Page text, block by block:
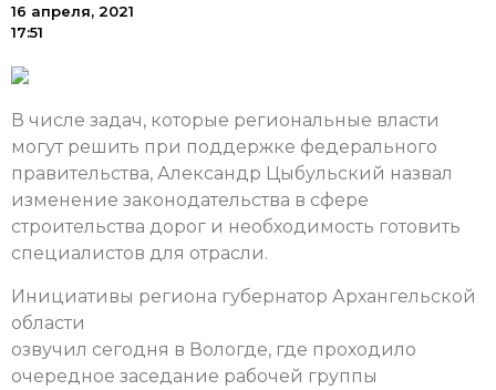
16 апреля, 2021
17:51
В числе задач, которые региональные власти
могут решить при поддержке федерального
правительства, Александр Цыбульский назвал
изменение законодательства в сфере
строительства дорог и необходимость готовить
специалистов для отрасли.
Инициативы региона губернатор Архангельской
области
озвучил сегодня в Вологде, где проходило
очередное заседание рабочей группы